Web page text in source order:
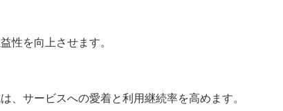
性を向上させます。
、サービスへの愛着と利用継続率を高めます。